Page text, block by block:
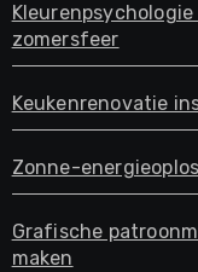
zomersfeer
Keukenrenovatie
Zonne-
Grafische
maken